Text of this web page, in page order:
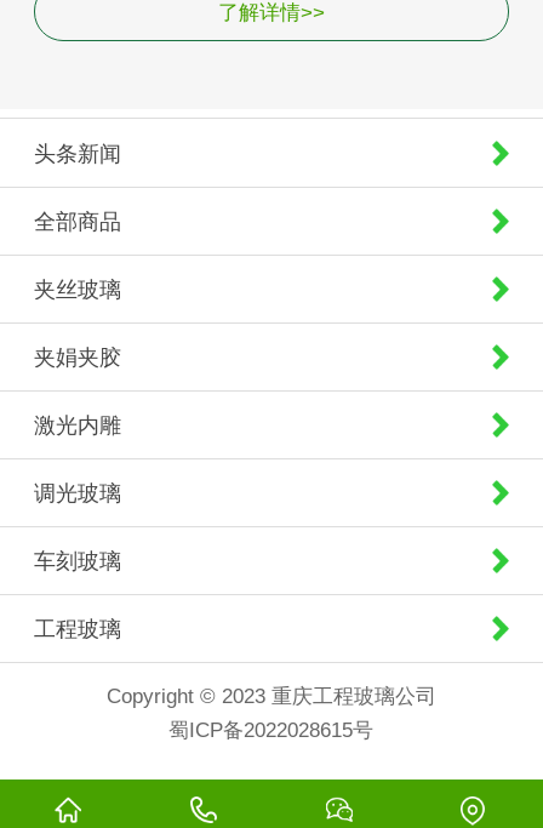
了解详情>>
头条新闻
全部商品
夹丝玻璃
夹娟夹胶
激光内雕
调光玻璃
车刻玻璃
工程玻璃
Copyright © 2023 重庆工程玻璃公司
蜀ICP备2022028615号